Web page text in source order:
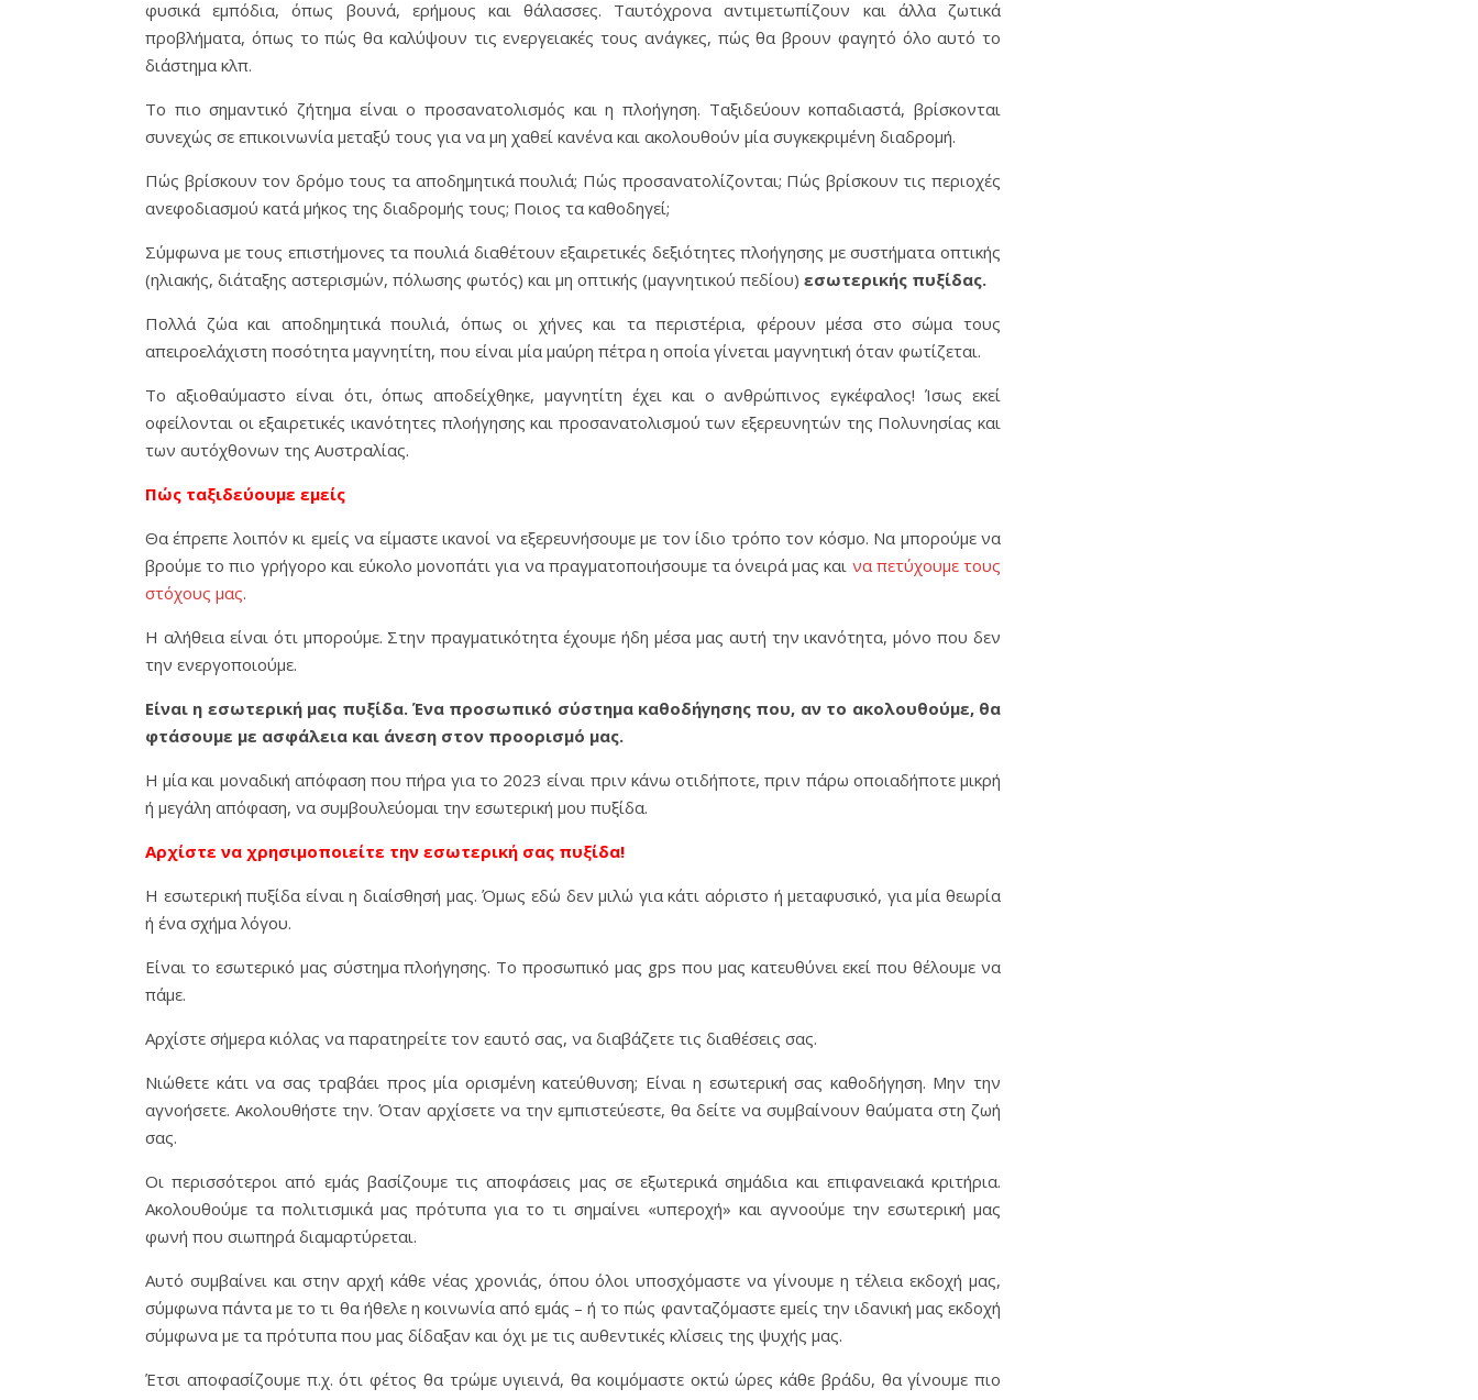
φυσικά εμπόδια, όπως βουνά, ερήμους και θάλασσες. Ταυτόχρονα αντιμετωπίζουν και άλλα ζωτικά
προβλήματα, όπως το πώς θα καλύψουν τις ενεργειακές τους ανάγκες, πώς θα βρουν φαγητό όλο αυτό το
διάστημα κλπ.
Το πιο σημαντικό ζήτημα είναι ο προσανατολισμός και η πλοήγηση. Ταξιδεύουν κοπαδιαστά, βρίσκονται
συνεχώς σε επικοινωνία μεταξύ τους για να μη χαθεί κανένα και ακολουθούν μία συγκεκριμένη διαδρομή.
Πώς βρίσκουν τον δρόμο τους τα αποδημητικά πουλιά; Πώς προσανατολίζονται; Πώς βρίσκουν τις περιοχές
ανεφοδιασμού κατά μήκος της διαδρομής τους; Ποιος τα καθοδηγεί;
Σύμφωνα με τους επιστήμονες τα πουλιά διαθέτουν εξαιρετικές δεξιότητες πλοήγησης με συστήματα οπτικής
(ηλιακής, διάταξης αστερισμών, πόλωσης φωτός) και μη οπτικής (μαγνητικού πεδίου) εσωτερικής πυξίδας.
Πολλά ζώα και αποδημητικά πουλιά, όπως οι χήνες και τα περιστέρια, φέρουν μέσα στο σώμα τους
απειροελάχιστη ποσότητα μαγνητίτη, που είναι μία μαύρη πέτρα η οποία γίνεται μαγνητική όταν φωτίζεται.
Το αξιοθαύμαστο είναι ότι, όπως αποδείχθηκε, μαγνητίτη έχει και ο ανθρώπινος εγκέφαλος! Ίσως εκεί
οφείλονται οι εξαιρετικές ικανότητες πλοήγησης και προσανατολισμού των εξερευνητών της Πολυνησίας και
των αυτόχθονων της Αυστραλίας.
Πώς ταξιδεύουμε εμείς
Θα έπρεπε λοιπόν κι εμείς να είμαστε ικανοί να εξερευνήσουμε με τον ίδιο τρόπο τον κόσμο. Να μπορούμε να
βρούμε το πιο γρήγορο και εύκολο μονοπάτι για να πραγματοποιήσουμε τα όνειρά μας και να πετύχουμε τους
στόχους μας.
Η αλήθεια είναι ότι μπορούμε. Στην πραγματικότητα έχουμε ήδη μέσα μας αυτή την ικανότητα, μόνο που δεν
την ενεργοποιούμε.
Είναι η εσωτερική μας πυξίδα. Ένα προσωπικό σύστημα καθοδήγησης που, αν το ακολουθούμε, θα
φτάσουμε με ασφάλεια και άνεση στον προορισμό μας.
Η μία και μοναδική απόφαση που πήρα για το 2023 είναι πριν κάνω οτιδήποτε, πριν πάρω οποιαδήποτε μικρή
ή μεγάλη απόφαση, να συμβουλεύομαι την εσωτερική μου πυξίδα.
Αρχίστε να χρησιμοποιείτε την εσωτερική σας πυξίδα!
Η εσωτερική πυξίδα είναι η διαίσθησή μας. Όμως εδώ δεν μιλώ για κάτι αόριστο ή μεταφυσικό, για μία θεωρία
ή ένα σχήμα λόγου.
Είναι το εσωτερικό μας σύστημα πλοήγησης. Το προσωπικό μας gps που μας κατευθύνει εκεί που θέλουμε να
πάμε.
Αρχίστε σήμερα κιόλας να παρατηρείτε τον εαυτό σας, να διαβάζετε τις διαθέσεις σας.
Νιώθετε κάτι να σας τραβάει προς μία ορισμένη κατεύθυνση; Είναι η εσωτερική σας καθοδήγηση. Μην την
αγνοήσετε. Ακολουθήστε την. Όταν αρχίσετε να την εμπιστεύεστε, θα δείτε να συμβαίνουν θαύματα στη ζωή
σας.
Οι περισσότεροι από εμάς βασίζουμε τις αποφάσεις μας σε εξωτερικά σημάδια και επιφανειακά κριτήρια.
Ακολουθούμε τα πολιτισμικά μας πρότυπα για το τι σημαίνει «υπεροχή» και αγνοούμε την εσωτερική μας
φωνή που σιωπηρά διαμαρτύρεται.
Αυτό συμβαίνει και στην αρχή κάθε νέας χρονιάς, όπου όλοι υποσχόμαστε να γίνουμε η τέλεια εκδοχή μας,
σύμφωνα πάντα με το τι θα ήθελε η κοινωνία από εμάς – ή το πώς φανταζόμαστε εμείς την ιδανική μας εκδοχή
σύμφωνα με τα πρότυπα που μας δίδαξαν και όχι με τις αυθεντικές κλίσεις της ψυχής μας.
Έτσι αποφασίζουμε π.χ. ότι φέτος θα τρώμε υγιεινά, θα κοιμόμαστε οκτώ ώρες κάθε βράδυ, θα γίνουμε πιο